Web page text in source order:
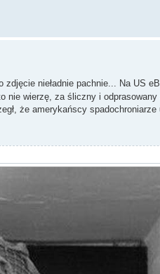
nieładnie pachnie... Na US
nie wierzę, za śliczny i
że amerykańscy spadochroniarze